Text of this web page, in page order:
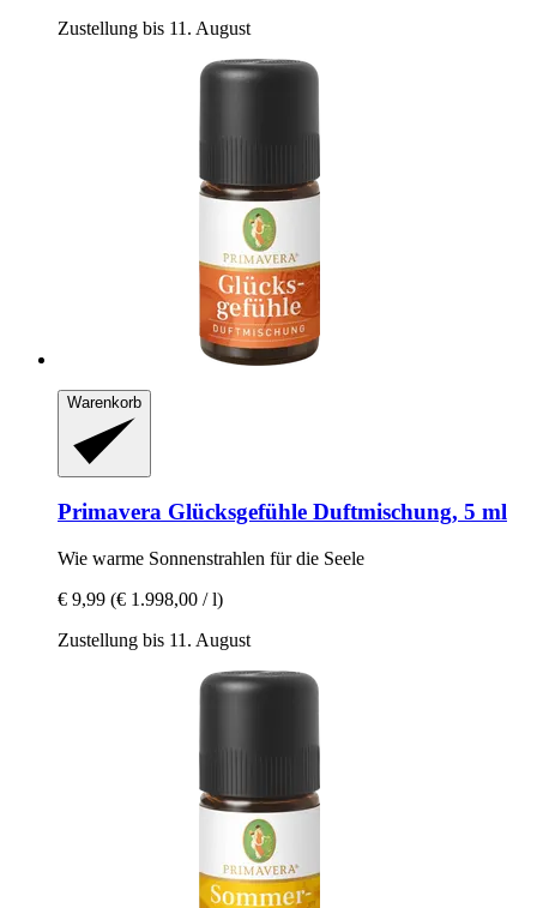
Zustellung bis 11. August
Warenkorb
Primavera Glücksgefühle Duftmischung, 5 ml
Wie warme Sonnenstrahlen für die Seele
€ 9,99 (€ 1.998,00 / l)
Zustellung bis 11. August